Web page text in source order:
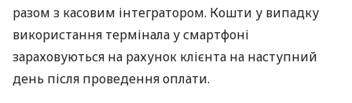
разом з касовим інтегратором. Кошти у випадку
використання термінала у смартфоні
зараховуються на рахунок клієнта на наступний
день після проведення оплати.